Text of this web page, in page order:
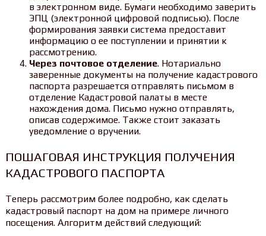
в электронном виде. Бумаги необходимо заверить
ЭПЦ (электронной цифровой подписью). После
формирования заявки система предоставит
информацию о ее поступлении и принятии к
рассмотрению.
Через почтовое отделение. Нотариально
заверенные документы на получение кадастрового
паспорта разрешается отправлять письмом в
отделение Кадастровой палаты в месте
нахождения дома. Письмо нужно отправлять,
описав содержимое. Также стоит заказать
уведомление о вручении.
ПОШАГОВАЯ ИНСТРУКЦИЯ ПОЛУЧЕНИЯ
КАДАСТРОВОГО ПАСПОРТА
Теперь рассмотрим более подробно, как сделать
кадастровый паспорт на дом на примере личного
посещения. Алгоритм действий следующий: